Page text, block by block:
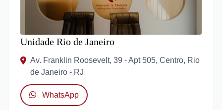
Unidade Rio de Janeiro
Av. Franklin Roosevelt, 39 - Apt 505, Centro, Rio
de Janeiro - RJ
WhatsApp